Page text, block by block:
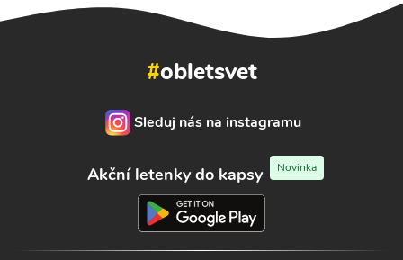
#obletsvet
Sleduj nás na instagramu
Akční letenky do kapsy Novinka